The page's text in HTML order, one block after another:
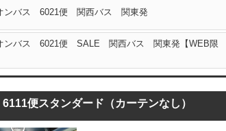
ンバス 6021便 関西バス 関東発
ンバス 6021便 SALE 関西バス 関東発【WEB限
6111便スタンダード（カーテンなし）